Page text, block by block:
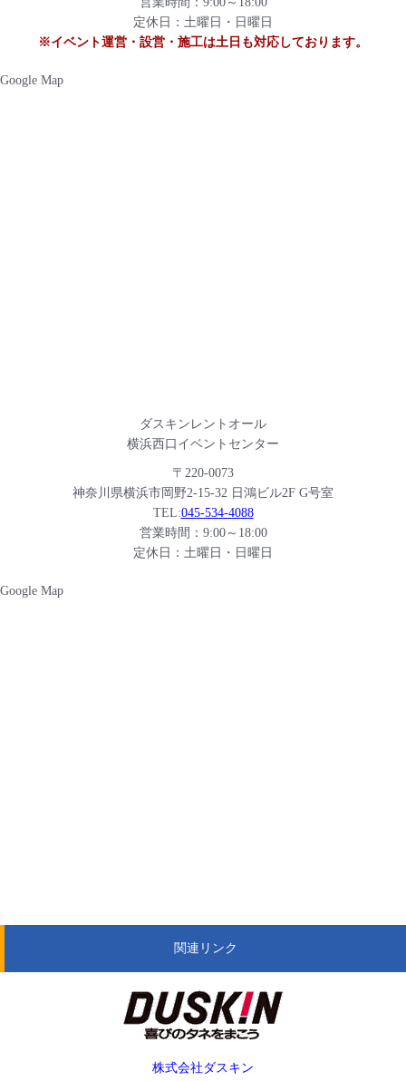
定休日：土曜日・日曜日
※イベント運営・設営・施工は土日も対応しております。
Google Map
ダスキンレントオール
横浜西口イベントセンター
〒220-0073
神奈川県横浜市岡野2-15-32 日鴻ビル2F G号室
TEL:045-534-4088
営業時間：9:00～18:00
定休日：土曜日・日曜日
Google Map
関連リンク
株式会社ダスキン